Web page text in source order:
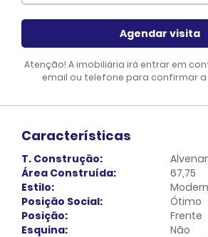
Agendar visita
Atenção! A imobiliária irá entrar em
email ou telefone para confirmar
Características
T. Construção:
Área Construída:
67,75
Estilo:
Posição Social:
Ótimo
Posição:
Frente
Esquina:
Não